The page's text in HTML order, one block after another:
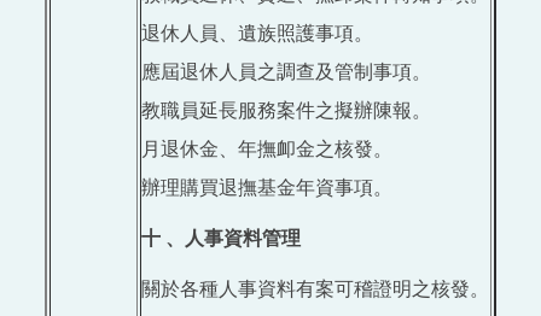
退休人員、遺族照護事項。
應屆退休人員之調查及管制事項。
教職員延長服務案件之擬辦陳報。
月退休金、年撫卹金之核發。
辦理購買退撫基金年資事項。
十 、人事資料管理
關於各種人事資料有案可稽證明之核發。